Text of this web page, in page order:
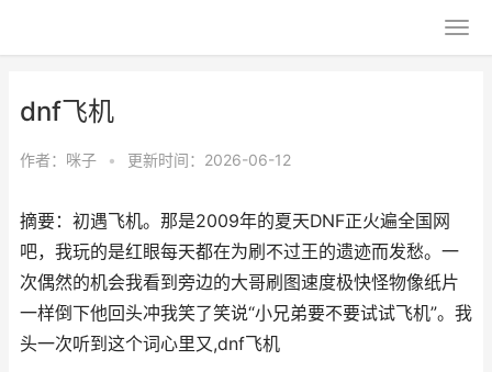
dnf飞机
作者： 咪子 • 更新时间：2026-06-12
摘要：初遇飞机。那是2009年的夏天DNF正火遍全国网
吧，我玩的是红眼每天都在为刷不过王的遗迹而发愁。一
次偶然的机会我看到旁边的大哥刷图速度极快怪物像纸片
一样倒下他回头冲我笑了笑说“小兄弟要不要试试飞机”。我
头一次听到这个词心里又,dnf飞机